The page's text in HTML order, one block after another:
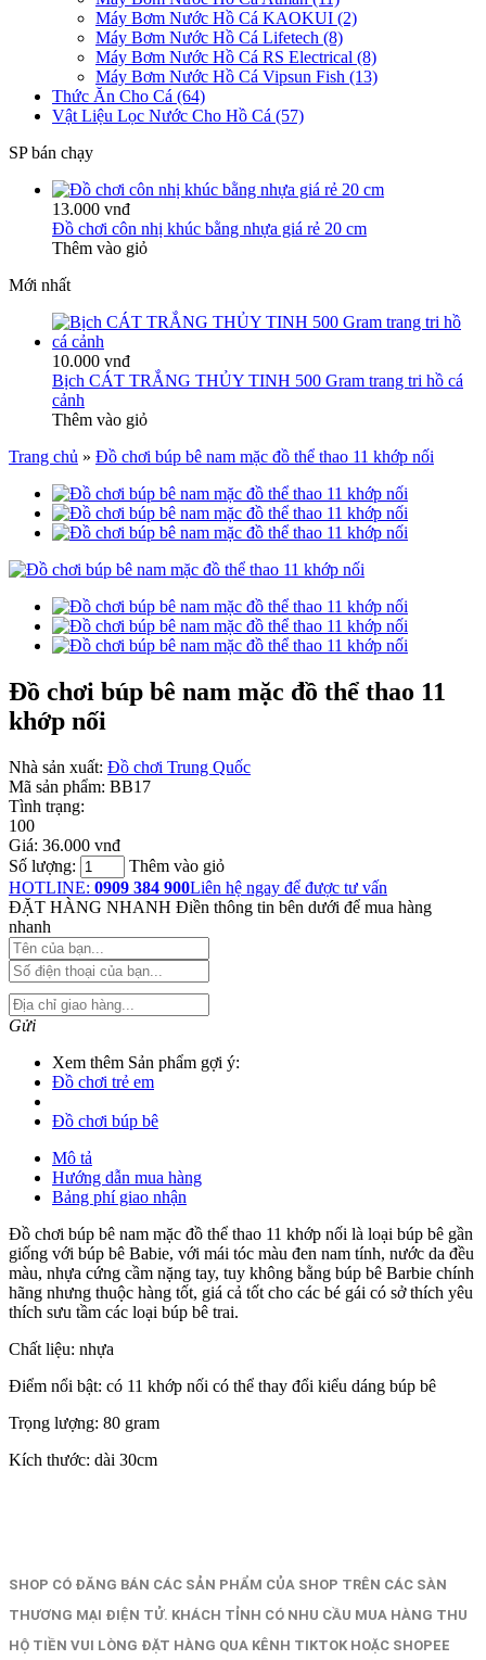
Máy Bơm Nước Hồ Cá KAOKUI (2)
Máy Bơm Nước Hồ Cá Lifetech (8)
Máy Bơm Nước Hồ Cá RS Electrical (8)
Máy Bơm Nước Hồ Cá Vipsun Fish (13)
Thức Ăn Cho Cá (64)
Vật Liệu Lọc Nước Cho Hồ Cá (57)
SP bán chạy
13.000 vnđ
Đồ chơi côn nhị khúc bằng nhựa giá rẻ 20 cm
Thêm vào giỏ
Mới nhất
10.000 vnđ
Bịch CÁT TRẮNG THỦY TINH 500 Gram trang tri hồ cá
cảnh
Thêm vào giỏ
Trang chủ » Đồ chơi búp bê nam mặc đồ thể thao 11 khớp nối
Đồ chơi búp bê nam mặc đồ thể thao 11
khớp nối
Nhà sản xuất: Đồ chơi Trung Quốc
Mã sản phẩm: BB17
Tình trạng:
100
Giá: 36.000 vnđ
Số lượng:
Thêm vào giỏ
HOTLINE: 0909 384 900Liên hệ ngay để được tư vấn
ĐẶT HÀNG NHANH Điền thông tin bên dưới để mua hàng
nhanh
Gửi
Xem thêm Sản phẩm gợi ý:
Đồ chơi trẻ em
Đồ chơi búp bê
Mô tả
Hướng dẫn mua hàng
Bảng phí giao nhận
Đồ chơi búp bê nam mặc đồ thể thao 11 khớp nối là loại búp bê gần
giống với búp bê Babie, với mái tóc màu đen nam tính, nước da đều
màu, nhựa cứng cầm nặng tay, tuy không bằng búp bê Barbie chính
hãng nhưng thuộc hàng tốt, giá cả tốt cho các bé gái có sở thích yêu
thích sưu tầm các loại búp bê trai.
Chất liệu: nhựa
Điểm nổi bật: có 11 khớp nối có thể thay đổi kiểu dáng búp bê
Trọng lượng: 80 gram
Kích thước: dài 30cm
SHOP CÓ ĐĂNG BÁN CÁC SẢN PHẨM CỦA SHOP TRÊN CÁC SÀN
THƯƠNG MẠI ĐIỆN TỬ. KHÁCH TỈNH CÓ NHU CẦU MUA HÀNG THU
HỘ TIỀN VUI LÒNG ĐẶT HÀNG QUA KÊNH TIKTOK HOẶC SHOPEE